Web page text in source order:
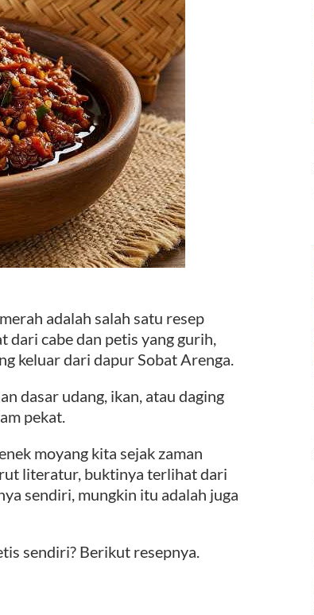
adalah salah satu resep
dari cabe dan petis yang gurih,
keluar dari dapur Sobat Arenga.
dasar udang, ikan, atau daging
pekat.
moyang kita sejak zaman
literatur, buktinya terlihat dari
sendiri, mungkin itu adalah juga
sendiri? Berikut resepnya.